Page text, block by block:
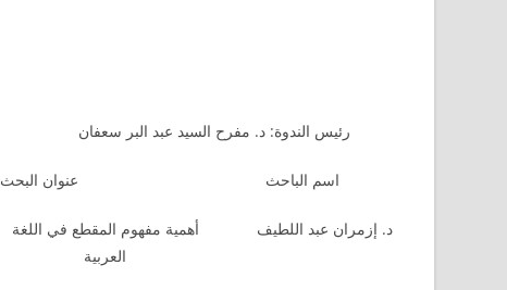
رئيس الندوة: د. مفرح السيد عبد البر سعفان
اسم الباحث عنوان البحث
د. إزمران عبد اللطيف
أهمية مفهوم المقطع في اللغة
العربية